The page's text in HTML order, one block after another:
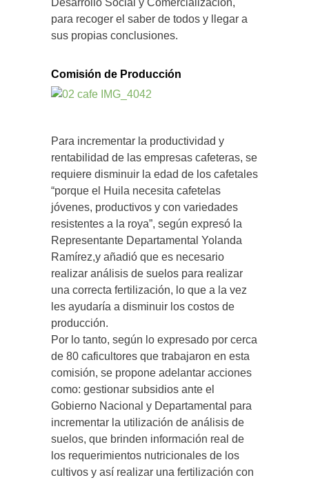
Desarrollo Social y Comercialización,
para recoger el saber de todos y llegar a
sus propias conclusiones.
Comisión de Producción
Para incrementar la productividad y
rentabilidad de las empresas cafeteras, se
requiere disminuir la edad de los cafetales
“porque el Huila necesita cafetelas
jóvenes, productivos y con variedades
resistentes a la roya”, según expresó la
Representante Departamental Yolanda
Ramírez,y añadió que es necesario
realizar análisis de suelos para realizar
una correcta fertilización, lo que a la vez
les ayudaría a disminuir los costos de
producción.
Por lo tanto, según lo expresado por cerca
de 80 caficultores que trabajaron en esta
comisión, se propone adelantar acciones
como: gestionar subsidios ante el
Gobierno Nacional y Departamental para
incrementar la utilización de análisis de
suelos, que brinden información real de
los requerimientos nutricionales de los
cultivos y así realizar una fertilización con